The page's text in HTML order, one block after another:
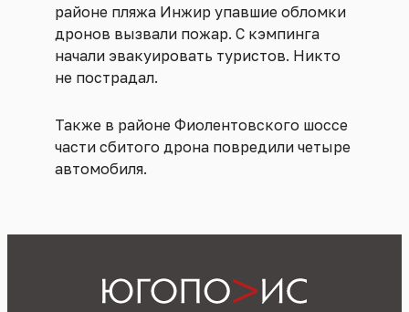
районе пляжа Инжир упавшие обломки
дронов вызвали пожар. С кэмпинга
начали эвакуировать туристов. Никто
не пострадал.
Также в районе Фиолентовского шоссе
части сбитого дрона повредили четыре
автомобиля.